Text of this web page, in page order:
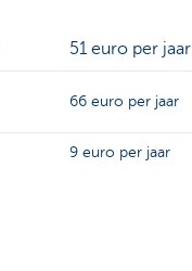
51 euro per jaar
66 euro per jaar
9 euro per jaar